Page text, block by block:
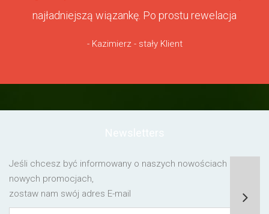
najładniejszą wiązankę. Po prostu rewelacja
- Kazimierz - stały Klient
Jeśli chcesz być informowany o naszych nowościach lub o
nowych promocjach,
zostaw nam swój adres E-mail